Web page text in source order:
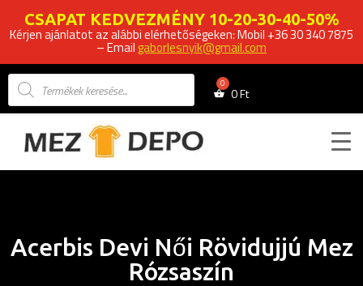
CSAPAT KEDVEZMÉNY 10-20-30-40-50%
Kérjen ajánlatot az alábbi elérhetőségeken: Mobil +36 30 340 7875
– Email gaborlesnyik@gmail.com
Products
search 0Ft
Acerbis Devi Női Rövidujjú Mez
Rózsaszín